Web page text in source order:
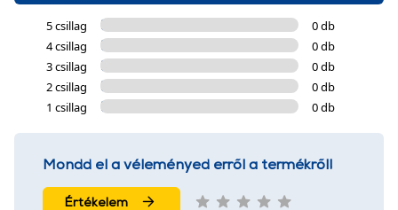
5 csillag
0 db
4 csillag
0 db
3 csillag
0 db
2 csillag
0 db
1 csillag
0 db
Mondd el a véleményed erről a termékről!
Értékelem